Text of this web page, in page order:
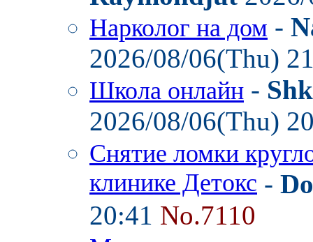
Нарколог на дом -
2026/08/06(Thu)
Школа онлайн -
2026/08/06(Thu)
Снятие ломки
клинике Детокс -
20:41 No.7110